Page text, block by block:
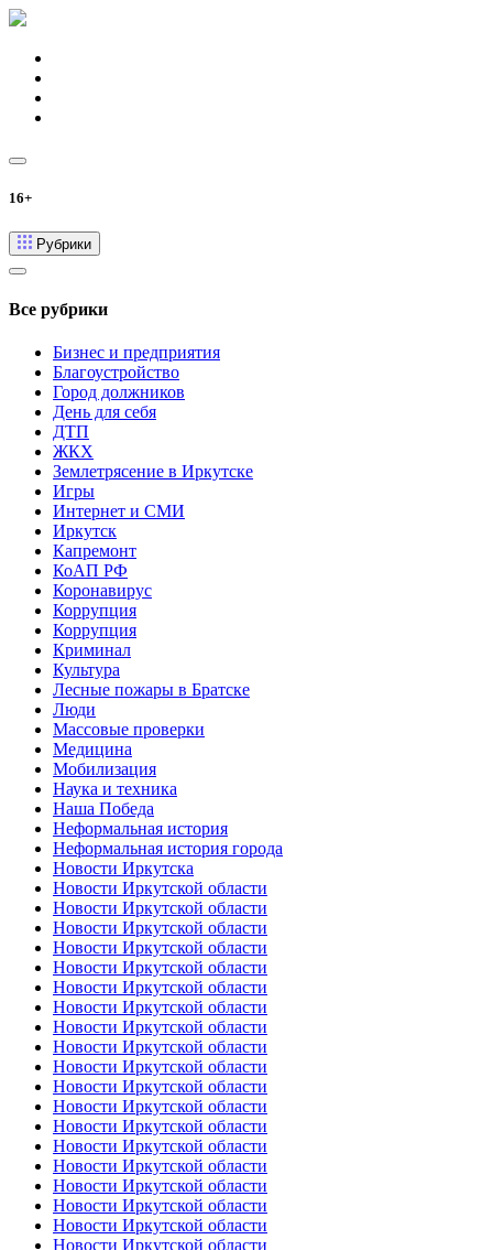
16+
Рубрики
Все рубрики
Бизнес и предприятия
Благоустройство
Город должников
День для себя
ДТП
ЖКХ
Землетрясение в Иркутске
Игры
Интернет и СМИ
Иркутск
Капремонт
КоАП РФ
Коронавирус
Коррупция
Коррупция
Криминал
Культура
Лесные пожары в Братске
Люди
Массовые проверки
Медицина
Мобилизация
Наука и техника
Наша Победа
Неформальная история
Неформальная история города
Новости Иркутска
Новости Иркутской области
Новости Иркутской области
Новости Иркутской области
Новости Иркутской области
Новости Иркутской области
Новости Иркутской области
Новости Иркутской области
Новости Иркутской области
Новости Иркутской области
Новости Иркутской области
Новости Иркутской области
Новости Иркутской области
Новости Иркутской области
Новости Иркутской области
Новости Иркутской области
Новости Иркутской области
Новости Иркутской области
Новости Иркутской области
Новости Иркутской области